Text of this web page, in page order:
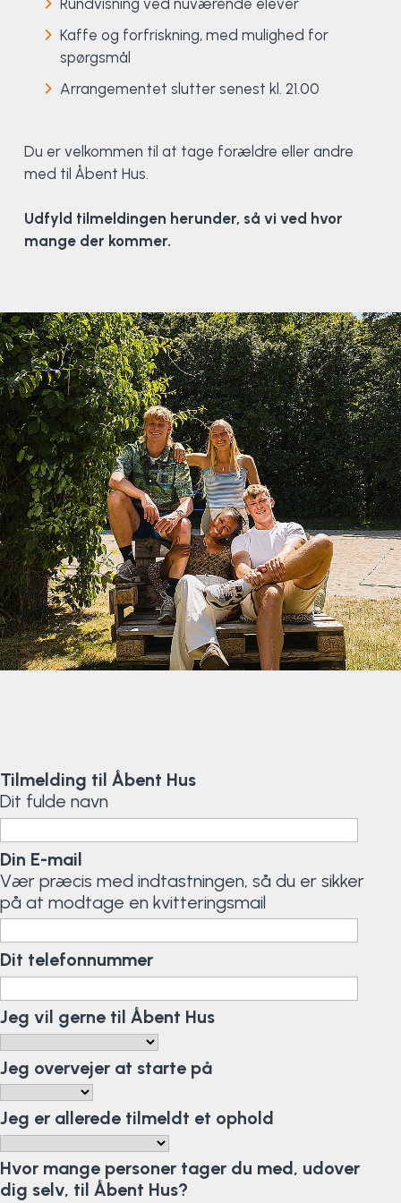
Rundvisning ved nuværende elever
Kaffe og forfriskning, med mulighed for
spørgsmål
Arrangementet slutter senest kl. 21.00
Du er velkommen til at tage forældre eller andre
med til Åbent Hus.
Udfyld tilmeldingen herunder, så vi ved hvor
mange der kommer.
Tilmelding til Åbent Hus
Dit fulde navn
Din E-mail
Vær præcis med indtastningen, så du er sikker
på at modtage en kvitteringsmail
Dit telefonnummer
Jeg vil gerne til Åbent Hus
Jeg overvejer at starte på
Jeg er allerede tilmeldt et ophold
Hvor mange personer tager du med, udover
dig selv, til Åbent Hus?
Elevportræt
Brochure
Fitness
Fodbold
Futsal
Golf
HYROX
Kajak
Klatring
Løb
OCR
Padel
Pardans
Rytmisk gymnastik
Styrketræning
SUP
Svømning og Livredning
Tons og teambuilding
Vandsport
Volleyball
Organisk værksted
Sportsmassør
Udekøkken
Ølbrygning
Køn, krop og seksualitet
Politi-teori
Sportspsykologi
Træner- og lederakademi
Projektleder
Sportsmassør
OCR i Spanien
Skitur til Norge
Mille Sigsgaard Christensen
Peter Fuglsang
Trine Rask-Nielsen
Troels Rasmussen
Viborg Elitehold